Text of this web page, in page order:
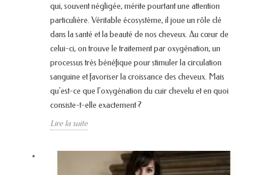
qui, souvent négligée, mérite pourtant une attention
particulière. Véritable écosystème, il joue un rôle clé
dans la santé et la beauté de nos cheveux. Au cœur de
celui-ci, on trouve le traitement par oxygénation, un
processus très bénéfique pour stimuler la circulation
sanguine et favoriser la croissance des cheveux. Mais
qu'est-ce que l'oxygénation du cuir chevelu et en quoi
consiste-t-elle exactement ?
Lire la suite